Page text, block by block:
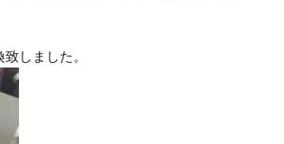
しました。